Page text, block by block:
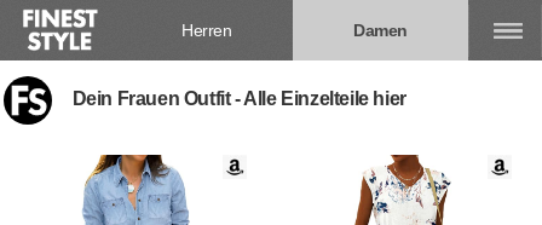
Herren Damen
Dein Frauen Outfit - Alle Einzelteile hier